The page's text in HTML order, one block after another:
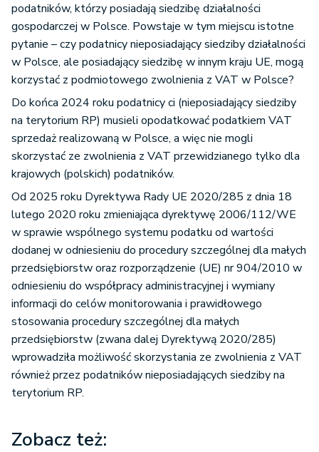
podatników, którzy posiadają siedzibę działalności
gospodarczej w Polsce. Powstaje w tym miejscu istotne
pytanie – czy podatnicy nieposiadający siedziby działalności
w Polsce, ale posiadający siedzibę w innym kraju UE, mogą
korzystać z podmiotowego zwolnienia z VAT w Polsce?
Do końca 2024 roku podatnicy ci (nieposiadający siedziby
na terytorium RP) musieli opodatkować podatkiem VAT
sprzedaż realizowaną w Polsce, a więc nie mogli
skorzystać ze zwolnienia z VAT przewidzianego tylko dla
krajowych (polskich) podatników.
Od 2025 roku Dyrektywa Rady UE 2020/285 z dnia 18
lutego 2020 roku zmieniająca dyrektywę 2006/112/WE
w sprawie wspólnego systemu podatku od wartości
dodanej w odniesieniu do procedury szczególnej dla małych
przedsiębiorstw oraz rozporządzenie (UE) nr 904/2010 w
odniesieniu do współpracy administracyjnej i wymiany
informacji do celów monitorowania i prawidłowego
stosowania procedury szczególnej dla małych
przedsiębiorstw (zwana dalej Dyrektywą 2020/285)
wprowadziła możliwość skorzystania ze zwolnienia z VAT
również przez podatników nieposiadających siedziby na
terytorium RP.
Zobacz też: